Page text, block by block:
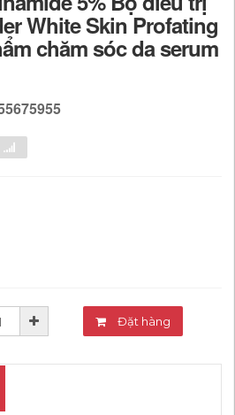
White Skin Profating
chăm sóc da serum
Đặt hàng